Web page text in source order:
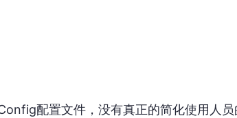
配置文件，没有真正的简化使用人员